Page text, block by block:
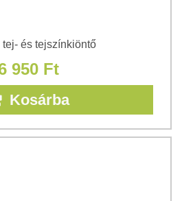
tej- és tejszínkiöntő
950 Ft
Kosárba